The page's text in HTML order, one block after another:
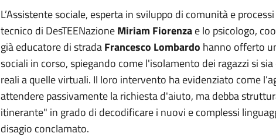
L’Assistente sociale, esperta in sviluppo di comunità e
tecnico di DesTEENazioneMiriam Fiorenzae lo psicologo,
già educatore di stradaFrancesco Lombardo hanno offerto
sociali in corso, spiegando come l'isolamento dei ragazzi si
reali a quelle virtuali. Il loro intervento ha evidenziato come
attendere passivamente la richiesta d'aiuto, ma debba
itinerante" in grado di decodificare i nuovi e complessi
disagio conclamato.